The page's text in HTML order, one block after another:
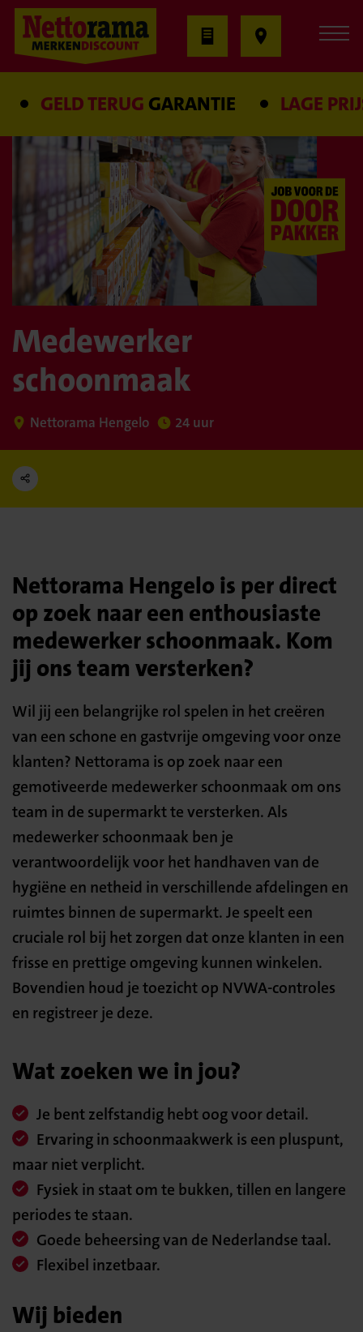
GELD TERUGGARANTIE LAGE PRIJS
Medewerker
schoonmaak
Nettorama Hengelo 24 uur
Nettorama Hengelo is per direct
op zoek naar een enthousiaste
medewerker schoonmaak. Kom
jij ons team versterken?
Wil jij een belangrijke rol spelen in het creëren
van een schone en gastvrije omgeving voor onze
klanten? Nettorama is op zoek naar een
gemotiveerde medewerker schoonmaak om ons
team in de supermarkt te versterken. Als
medewerker schoonmaak ben je
verantwoordelijk voor het handhaven van de
hygiëne en netheid in verschillende afdelingen en
ruimtes binnen de supermarkt. Je speelt een
cruciale rol bij het zorgen dat onze klanten in een
frisse en prettige omgeving kunnen winkelen.
Bovendien houd je toezicht op NVWA-controles
en registreer je deze.
Wat zoeken we in jou?
Je bent zelfstandig hebt oog voor detail.
Ervaring in schoonmaakwerk is een pluspunt,
maar niet verplicht.
Fysiek in staat om te bukken, tillen en langere
periodes te staan.
Goede beheersing van de Nederlandse taal.
Flexibel inzetbaar.
Wij bieden